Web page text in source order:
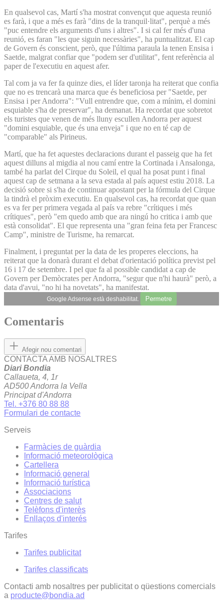
En qualsevol cas, Martí s'ha mostrat convençut que aquesta reunió
es farà, i que a més es farà "dins de la tranquil·litat", perquè a més
"puc entendre els arguments d'uns i altres". I si cal fer més d'una
reunió, es faran "les que siguin necessàries", ha puntualitzat. El cap
de Govern és conscient, però, que l'última paraula la tenen Ensisa i
Saetde, malgrat confiar que "podem ser d'utilitat", fent referència al
paper de l'executiu en aquest afer.
Tal com ja va fer fa quinze dies, el líder taronja ha reiterat que confia
que no es trencarà una marca que és beneficiosa per "Saetde, per
Ensisa i per Andorra": "Vull entrendre que, com a mínim, el domini
esquiable s'ha de preservar", ha demanat. Ha recordat que sobretot
els turistes que venen de més lluny escullen Andorra per aquest
"domini esquiable, que és una enveja" i que no en té cap de
"comparable" als Pirineus.
Martí, que ha fet aquestes declaracions durant el passeig que ha fet
aquest dilluns al migdia al nou camí entre la Cortinada i Ansalonga,
també ha parlat del Cirque du Soleil, el qual ha posat punt i final
aquest cap de setmana a la seva estada al país aquest estiu 2018. La
decisió sobre si s'ha de continuar apostant per la fórmula del Cirque
la tindrà el pròxim executiu. En qualsevol cas, ha recordat que quan
es va fer per primera vegada al país va rebre "crítiques i més
crítiques", però "em quedo amb que ara ningú ho critica i amb que
està consolidat". El que representa una "gran feina feta per Francesc
Camp", ministre de Turisme, ha remarcat.
Finalment, i preguntat per la data de les properes eleccions, ha
reiterat que la donarà durant el debat d'orientació política previst pel
16 i 17 de setembre. I pel que fa al possible candidat a cap de
Govern per Demòcrates per Andorra, "segur que n'hi haurà" però, a
data d'avui, "no hi ha novetats", ha manifestat.
Google Adsense està deshabilitat. Permetre
Comentaris
Afegir nou comentari
CONTACTA AMB NOSALTRES
Diari Bondia
Callaueta, 4, 1r
AD500 Andorra la Vella
Principat d'Andorra
Tel. +376 80 88 88
Formulari de contacte
Serveis
Farmàcies de guàrdia
Informació meteorològica
Cartellera
Informació general
Informació turística
Associacions
Centres de salut
Telèfons d'interès
Enllaços d'interés
Tarifes
Tarifes publicitat
Tarifes classificats
Contacti amb nosaltres per publicitat o qüestions comercials
a producte@bondia.ad